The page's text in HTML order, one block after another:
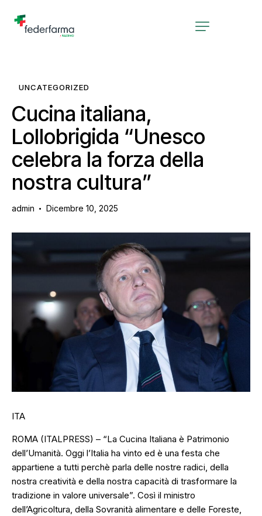
UNCATEGORIZED
Cucina italiana,
Lollobrigida “Unesco
celebra la forza della
nostra cultura”
admin Dicembre 10, 2025
ITA
ROMA (ITALPRESS) – “La Cucina Italiana è Patrimonio
dell’Umanità. Oggi l’Italia ha vinto ed è una festa che
appartiene a tutti perchè parla delle nostre radici, della
nostra creatività e della nostra capacità di trasformare la
tradizione in valore universale”. Così il ministro
dell’Agricoltura, della Sovranità alimentare e delle Foreste,